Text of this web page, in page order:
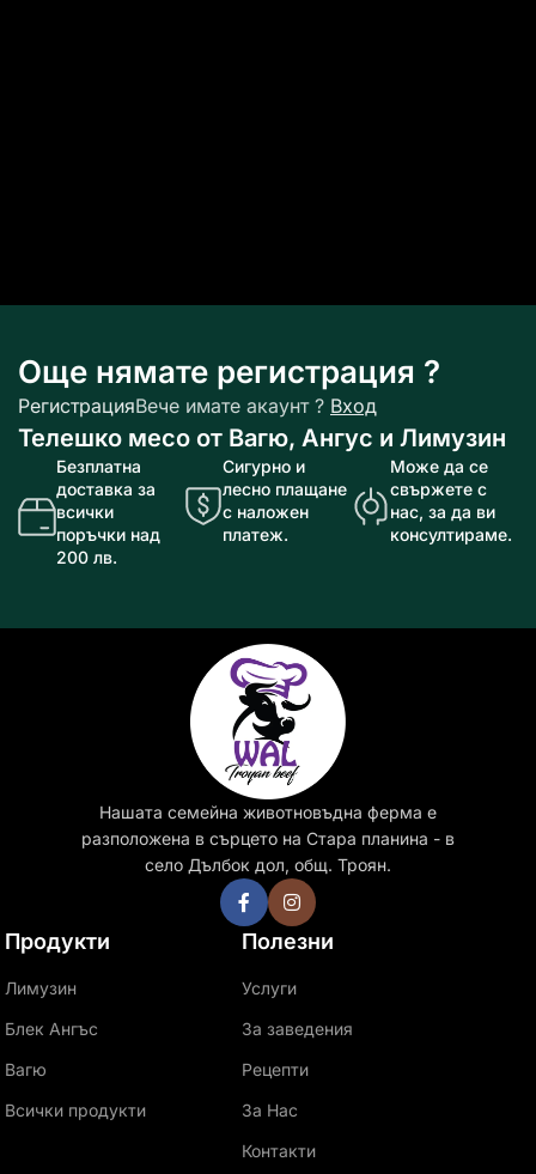
Още нямате регистрация ?
РегистрацияВече имате акаунт ? Вход
Телешко месо от Вагю, Ангус и Лимузин
Безплатна
доставка за
всички
поръчки над
200 лв.
Сигурно и
лесно плащане
с наложен
платеж.
Може да се
свържете с
нас, за да ви
консултираме.
Нашата семейна животновъдна ферма е
разположена в сърцето на Стара планина - в
село Дълбок дол, общ. Троян.
Продукти
Лимузин
Блек Ангъс
Вагю
Всички продукти
Полезни
Услуги
За заведения
Рецепти
За Нас
Контакти